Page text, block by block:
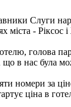
Слуги
міста - Ріксос
голова
що в нас була
номери за
ціна в